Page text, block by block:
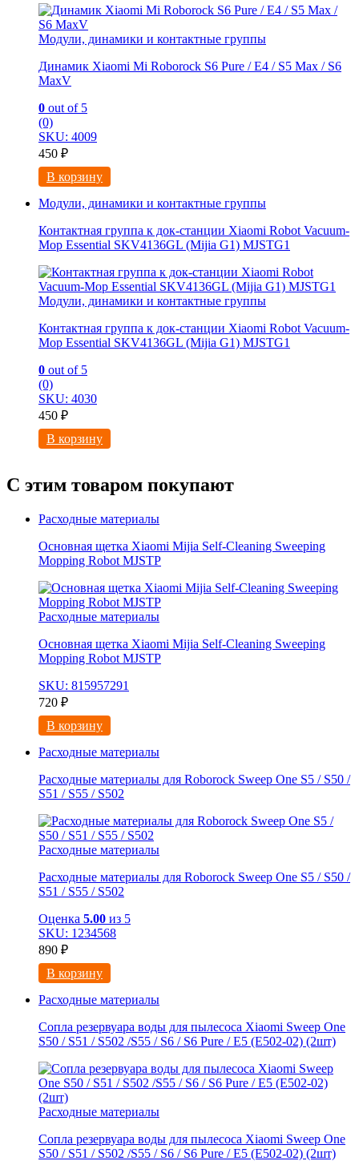
Модули, динамики и контактные группы
Динамик Xiaomi Mi Roborock S6 Pure / E4 / S5 Max / S6
MaxV
0 out of 5
(0)
SKU: 4009
450 ₽
В корзину
Модули, динамики и контактные группы
Контактная группа к док-станции Xiaomi Robot Vacuum-
Mop Essential SKV4136GL (Mijia G1) MJSTG1
Модули, динамики и контактные группы
Контактная группа к док-станции Xiaomi Robot Vacuum-
Mop Essential SKV4136GL (Mijia G1) MJSTG1
0 out of 5
(0)
SKU: 4030
450 ₽
В корзину
С этим товаром покупают
Расходные материалы
Основная щетка Xiaomi Mijia Self-Cleaning Sweeping
Mopping Robot MJSTP
Расходные материалы
Основная щетка Xiaomi Mijia Self-Cleaning Sweeping
Mopping Robot MJSTP
SKU: 815957291
720 ₽
В корзину
Расходные материалы
Расходные материалы для Roborock Sweep One S5 / S50 /
S51 / S55 / S502
Расходные материалы
Расходные материалы для Roborock Sweep One S5 / S50 /
S51 / S55 / S502
Оценка 5.00 из 5
SKU: 1234568
890 ₽
В корзину
Расходные материалы
Сопла резервуара воды для пылесоса Xiaomi Sweep One
S50 / S51 / S502 /S55 / S6 / S6 Pure / E5 (E502-02) (2шт)
Расходные материалы
Сопла резервуара воды для пылесоса Xiaomi Sweep One
S50 / S51 / S502 /S55 / S6 / S6 Pure / E5 (E502-02) (2шт)